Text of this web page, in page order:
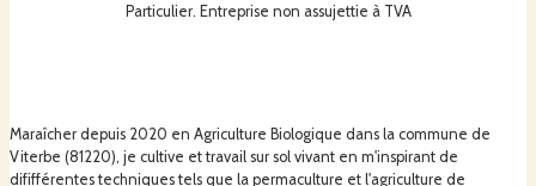
Particulier. Entreprise non assujettie à TVA
Maraîcher depuis 2020 en Agriculture Biologique dans la commune de
Viterbe (81220), je cultive et travail sur sol vivant en m'inspirant de
dififférentes techniques tels que la permaculture et l'agriculture de